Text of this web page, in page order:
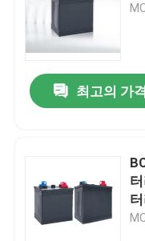
최고의 가격